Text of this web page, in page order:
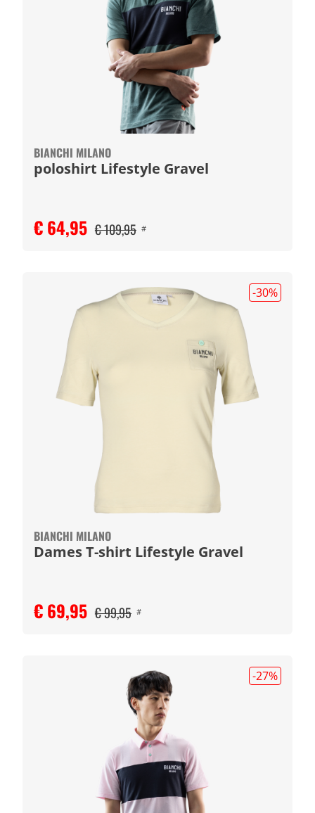
BIANCHI MILANO
poloshirt Lifestyle Gravel
€ 64,95 € 109,95 #
-30%
BIANCHI MILANO
Dames T-shirt Lifestyle Gravel
€ 69,95 € 99,95 #
-27%